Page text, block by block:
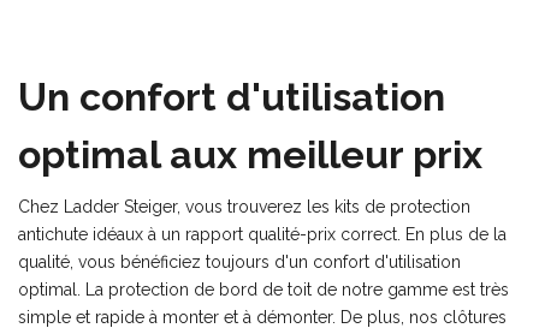
Un confort d'utilisation
optimal aux meilleur prix
Chez Ladder Steiger, vous trouverez les kits de protection
antichute idéaux à un rapport qualité-prix correct. En plus de la
qualité, vous bénéficiez toujours d'un confort d'utilisation
optimal. La protection de bord de toit de notre gamme est très
simple et rapide à monter et à démonter. De plus, nos clôtures